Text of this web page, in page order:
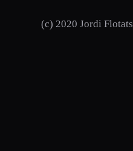
(c) 2020 Jordi Flotats